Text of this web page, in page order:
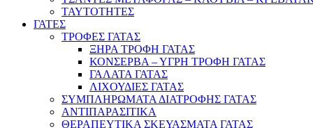
ΤΑΥΤΟΤΗΤΕΣ
ΓΑΤΕΣ
ΤΡΟΦΕΣ ΓΑΤΑΣ
ΞΗΡΑ ΤΡΟΦΗ ΓΑΤΑΣ
ΚΟΝΣΕΡΒΑ – ΥΓΡΗ ΤΡΟΦΗ ΓΑΤΑΣ
ΓΑΛΑΤΑ ΓΑΤΑΣ
ΛΙΧΟΥΔΙΕΣ ΓΑΤΑΣ
ΣΥΜΠΛΗΡΩΜΑΤΑ ΔΙΑΤΡΟΦΗΣ ΓΑΤΑΣ
ΑΝΤΙΠΑΡΑΣΙΤΙΚΑ
ΘΕΡΑΠΕΥΤΙΚΑ ΣΚΕΥΑΣΜΑΤΑ ΓΑΤΑΣ